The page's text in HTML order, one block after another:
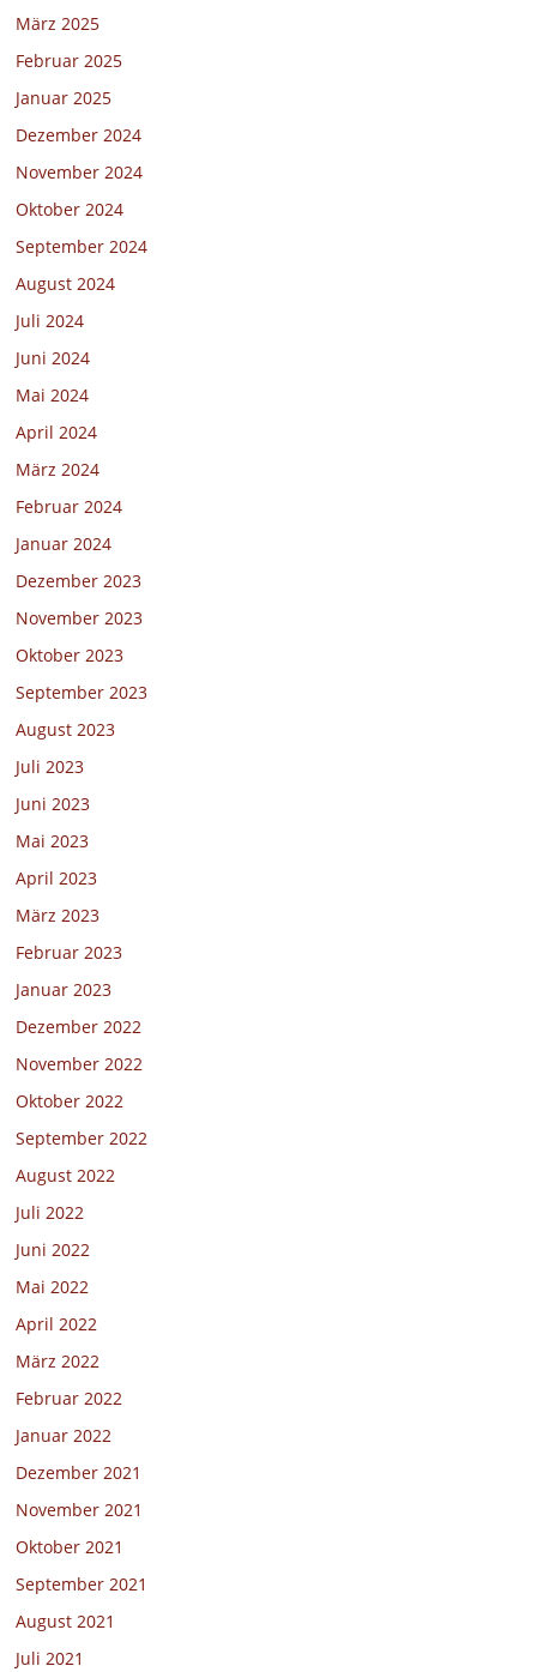
März 2025
Februar 2025
Januar 2025
Dezember 2024
November 2024
Oktober 2024
September 2024
August 2024
Juli 2024
Juni 2024
Mai 2024
April 2024
März 2024
Februar 2024
Januar 2024
Dezember 2023
November 2023
Oktober 2023
September 2023
August 2023
Juli 2023
Juni 2023
Mai 2023
April 2023
März 2023
Februar 2023
Januar 2023
Dezember 2022
November 2022
Oktober 2022
September 2022
August 2022
Juli 2022
Juni 2022
Mai 2022
April 2022
März 2022
Februar 2022
Januar 2022
Dezember 2021
November 2021
Oktober 2021
September 2021
August 2021
Juli 2021